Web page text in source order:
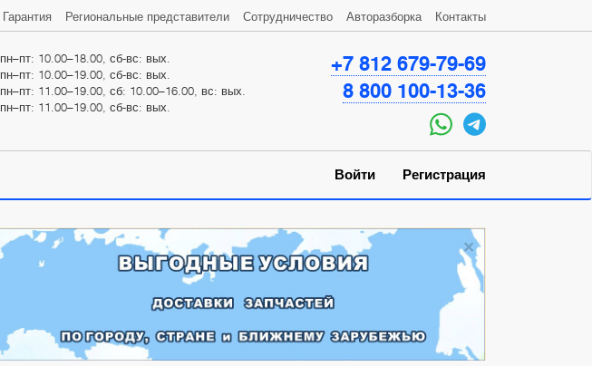
пн–пт: 10.00–18.00, сб-вс: вых.
пн–пт: 10.00–19.00, сб-вс: вых.
пн–пт: 11.00–19.00, сб: 10.00–16.00, вс: вых.
пн–пт: 11.00–19.00, сб-вс: вых.
+7 812 679-79-69
8 800 100-13-36
Гарантия Региональные представители Сотрудничество Авторазборка Контакты
Войти Регистрация
×